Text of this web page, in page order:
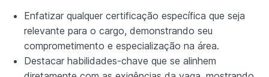
Enfatizar qualquer certificação específica que seja
relevante para o cargo, demonstrando seu
comprometimento e especialização na área.
Destacar habilidades-chave que se alinhem